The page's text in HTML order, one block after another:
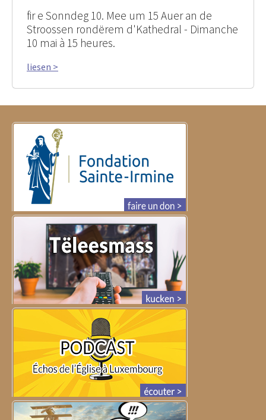
fir e Sonndeg 10. Mee um 15 Auer an de
Stroossen rondërem d'Kathedral - Dimanche
10 mai à 15 heures.
liesen >